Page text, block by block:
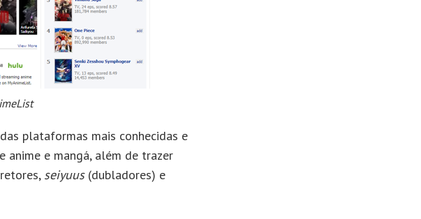
plataformas mais conhecidas e
e mangá, além de trazer
seiyuus(dubladores) e